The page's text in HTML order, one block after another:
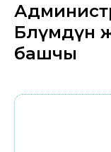
Бөлүмдүн
башчы